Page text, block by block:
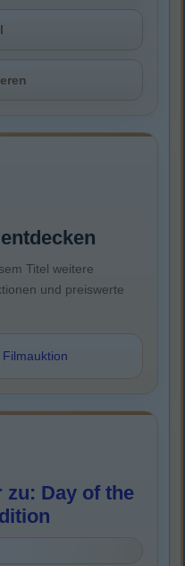
Titel weitere
und preiswerte
zu: Day of the